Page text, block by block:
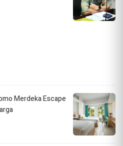
Merdeka Escape